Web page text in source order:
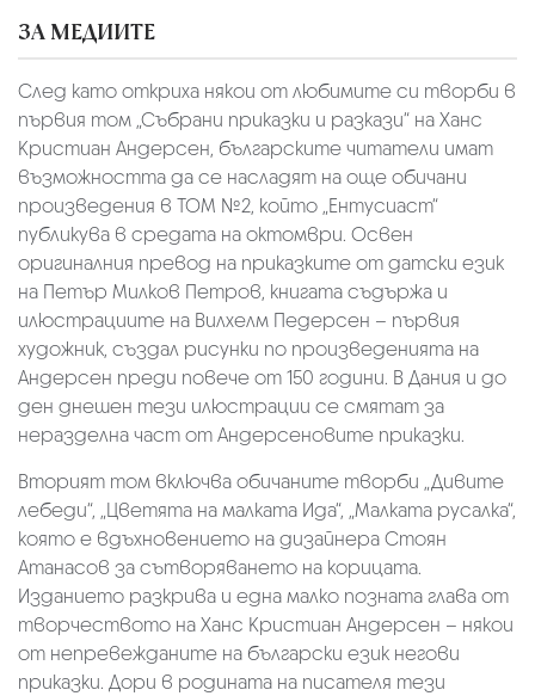
ЗА МЕДИИТЕ
След като откриха някои от любимите си творби в
първия том „Събрани приказки и разкази“ на Ханс
Кристиан Андерсен, българските читатели имат
възможността да се насладят на още обичани
произведения в ТОМ №2, който „Ентусиаст“
публикува в средата на октомври. Освен
оригиналния превод на приказките от датски език
на Петър Милков Петров, книгата съдържа и
илюстрациите на Вилхелм Педерсен – първия
художник, създал рисунки по произведенията на
Андерсен преди повече от 150 години. В Дания и до
ден днешен тези илюстрации се смятат за
неразделна част от Андерсеновите приказки.
Вторият том включва обичаните творби „Дивите
лебеди“, „Цветята на малката Ида“, „Малката русалка“,
която е вдъхновението на дизайнера Стоян
Атанасов за сътворяването на корицата.
Изданието разкрива и една малко позната глава от
творчеството на Ханс Кристиан Андерсен – някои
от непревежданите на български език негови
приказки. Дори в родината на писателя тези